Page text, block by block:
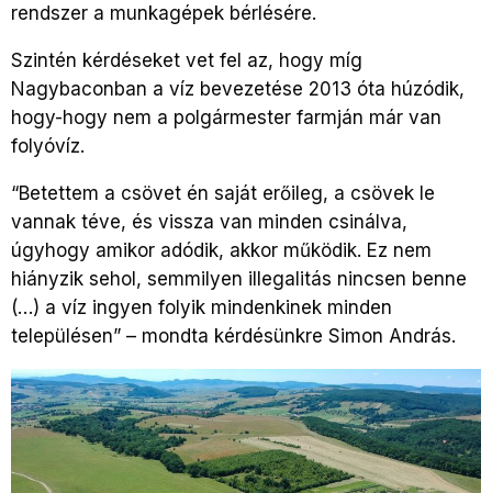
rendszer a munkagépek bérlésére.
Szintén kérdéseket vet fel az, hogy míg
Nagybaconban a víz bevezetése 2013 óta húzódik,
hogy-hogy nem a polgármester farmján már van
folyóvíz.
“Betettem a csövet én saját erőileg, a csövek le
vannak téve, és vissza van minden csinálva,
úgyhogy amikor adódik, akkor működik. Ez nem
hiányzik sehol, semmilyen illegalitás nincsen benne
(…) a víz ingyen folyik mindenkinek minden
településen” – mondta kérdésünkre Simon András.